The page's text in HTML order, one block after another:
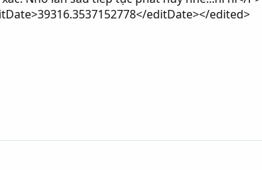
editDate></edited>